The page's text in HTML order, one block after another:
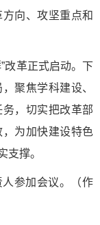
向、攻坚重点和
改革正式启动。下
聚焦学科建设、
，切实把改革部
为加快建设特色
支撑。
参加会议。（作